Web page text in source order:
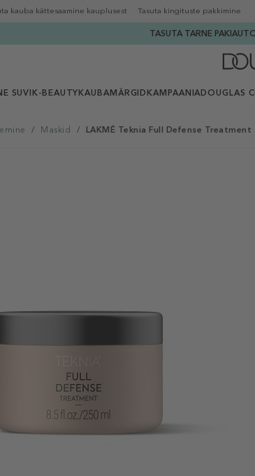
kauba kättesaamine kauplusest Tasuta kingituste pakkimine
TASUTA TARNE
SUVI K-BEAUTY KAUBAMÄRGID KAMPAANIADOUGLAS
/ Maskid / LAKMÉ Teknia Full Defense Treatment